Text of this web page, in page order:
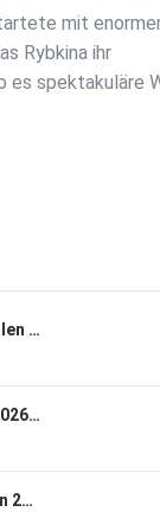
mit
Rybkina ihr
es spektakuläre
-
hosten und
und informiere
ist ein
Tsitsipas, Rublev und Krejcikova holen sich Selbstvertrauen
Jannik Sinner gewinnt Wimbledon 2026 gegen Alexander Zverev
Linda Noskova: WImbledon-Siegerin 2026